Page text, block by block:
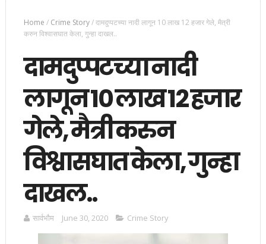
Home / Crime Story/दामदुप्पटच्या नादी लागून 10 लाख 12 हजार गेले, मैत्री
करुन विश्वासघात केला, गुन्हा दाखल..
दामदुप्पटच्या नादी
लागून 10 लाख 12 हजार
गेले, मैत्री करुन
विश्वासघात केला, गुन्हा
दाखल..
सार्वभाैम June 30, 2020 Crime Story